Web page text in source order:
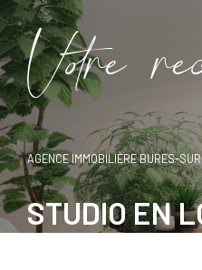
Vore re
AGENCE IMMOBILIÈRE BURES-
STUDIO EN